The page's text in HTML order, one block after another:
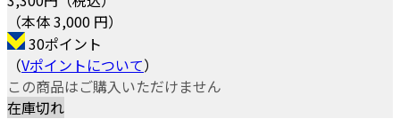
（本体 3,000 円）
30ポイント
（Vポイントについて）
この商品はご購入いただけません
在庫切れ